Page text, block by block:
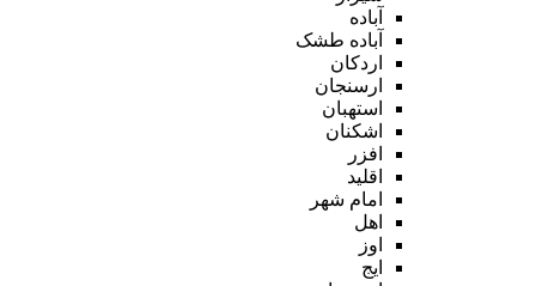
آباده
آباده طشک
اردکان
ارسنجان
استهبان
اشکنان
افزر
اقلید
امام شهر
اهل
اوز
ایج